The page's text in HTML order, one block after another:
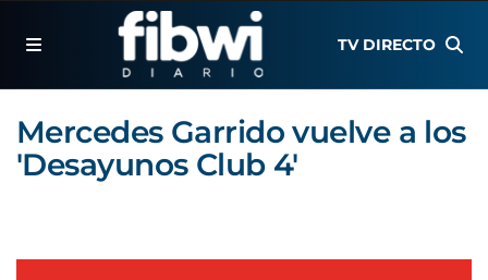
TV DIRECTO
Mercedes Garrido vuelve a los
'Desayunos Club 4'